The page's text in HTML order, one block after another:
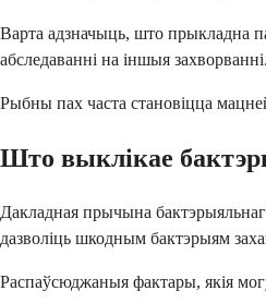
Варта адзначыць, што прыкладна
абследаванні на іншыя захворванні.
Рыбны пах часта становіцца
Што выклікае
Дакладная прычына
дазволіць шкодным бактэрыям
Распаўсюджаныя фактары, якія